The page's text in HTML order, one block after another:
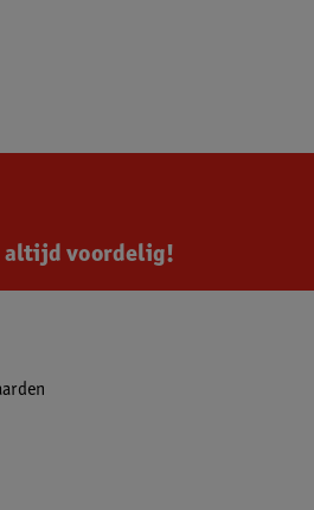
altijd voordelig!